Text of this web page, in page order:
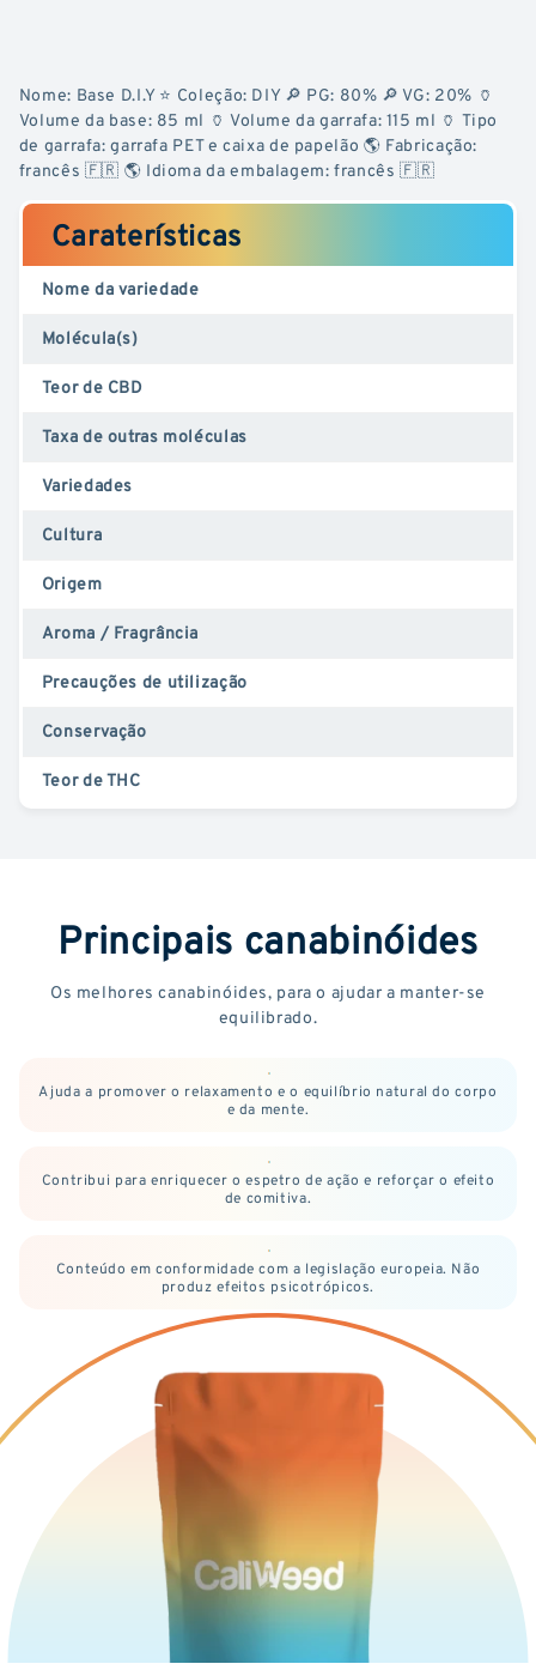
Nome: Base D.I.Y ⭐ Coleção: DIY 🔎 PG: 80% 🔎 VG: 20% 🏺
Volume da base: 85 ml 🏺 Volume da garrafa: 115 ml 🏺 Tipo
de garrafa: garrafa PET e caixa de papelão 🌎 Fabricação:
francês 🇫🇷 🌎 Idioma da embalagem: francês 🇫🇷
Caraterísticas
Nome da variedade
Molécula(s)
Teor de CBD
Taxa de outras moléculas
Variedades
Cultura
Origem
Aroma / Fragrância
Precauções de utilização
Conservação
Teor de THC
Principais canabinóides
Os melhores canabinóides, para o ajudar a manter-se
equilibrado.
Ajuda a promover o relaxamento e o equilíbrio natural do corpo
e da mente.
Contribui para enriquecer o espetro de ação e reforçar o efeito
de comitiva.
Conteúdo em conformidade com a legislação europeia. Não
produz efeitos psicotrópicos.